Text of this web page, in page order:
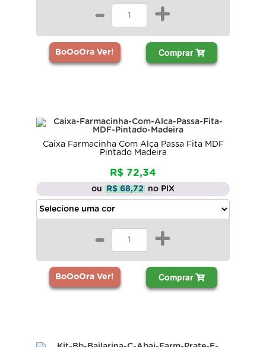
- +
BoOoOra Ver! Comprar
Caixa Farmacinha Com Alça Passa Fita MDF
Pintado Madeira
R$ 72,34
ou R$ 68,72 no PIX
- +
BoOoOra Ver! Comprar